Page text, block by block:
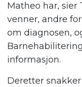
Matheo har, sier
venner, andre
om diagnosen,
informasjon.
Deretter